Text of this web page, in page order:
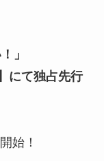
」
にて独占先行
始！